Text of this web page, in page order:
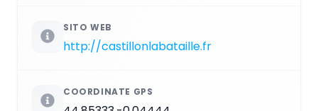
SITO WEB
http://castillonlabataille.fr
COORDINATE GPS